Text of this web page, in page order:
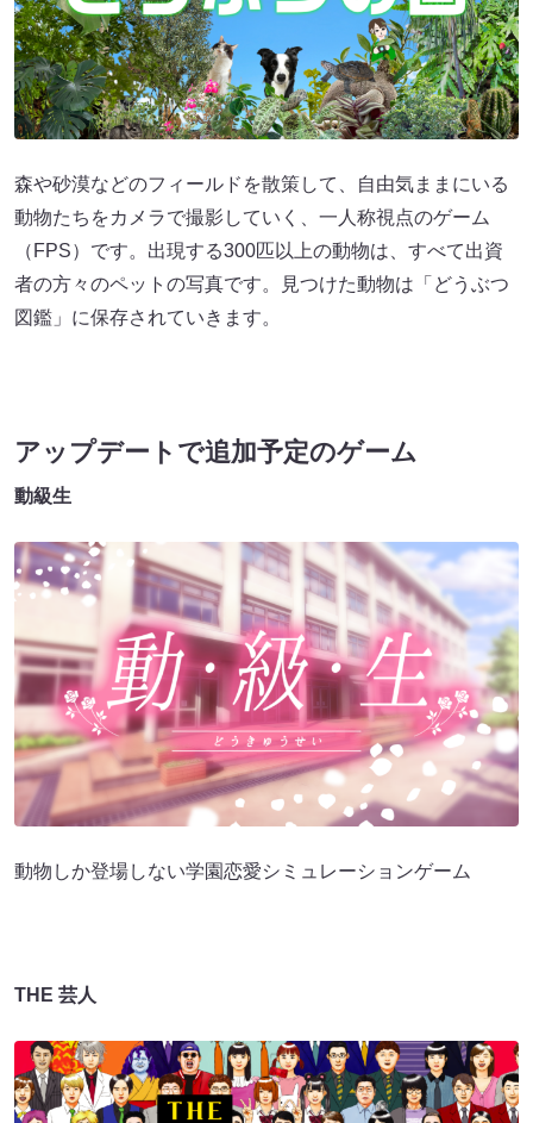
森や砂漠などのフィールドを散策して、自由気ままにいる
動物たちをカメラで撮影していく、一人称視点のゲーム
（FPS）です。出現する300匹以上の動物は、すべて出資
者の方々のペットの写真です。見つけた動物は「どうぶつ
図鑑」に保存されていきます。
アップデートで追加予定のゲーム
動級生
動物しか登場しない学園恋愛シミュレーションゲーム
THE 芸人